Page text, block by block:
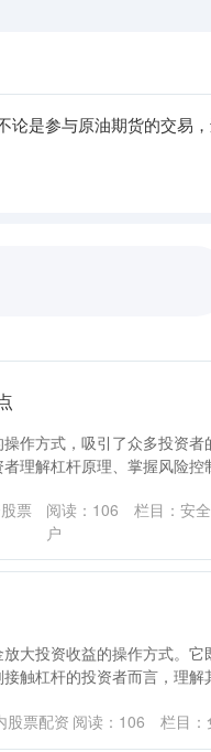
论是参与原油期货的交易
作方式，吸引了众多投资者
理解杠杆原理、掌握风险控
票
阅读： 106 栏目： 安
户
大投资收益的操作方式。它
触杠杆的投资者而言，理解
股票配资 阅读： 106 栏目：